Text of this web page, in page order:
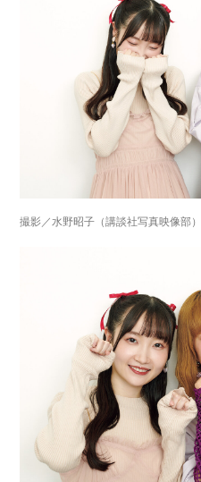
撮影／水野昭子（講談社写真映像部）